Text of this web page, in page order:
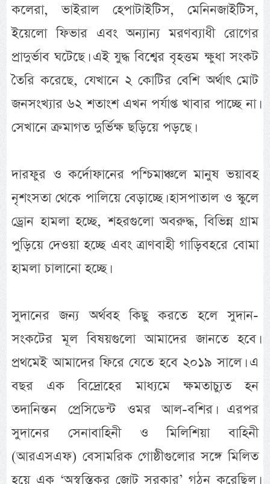
কলেরা, ভাইরাল হেপাটাইটিস, মেনিনজাইটিস,
ইয়েলো ফিভার এবং অন্যান্য মরণব্যাধী রোগের
প্রাদুর্ভাব ঘটেছে। এই যুদ্ধ বিশ্বের বৃহত্তম ক্ষুধা সংকট
তৈরি করেছে, যেখানে ২ কোটির বেশি অর্থাৎ মোট
জনসংখ্যার ৬২ শতাংশ এখন পর্যাপ্ত খাবার পাচ্ছে না।
সেখানে ক্রমাগত দুর্ভিক্ষ ছড়িয়ে পড়ছে।
দারফুর ও কর্দোফানের পশ্চিমাঞ্চলে মানুষ ভয়াবহ
নৃশংসতা থেকে পালিয়ে বেড়াচ্ছে। হাসপাতাল ও স্কুলে
ড্রোন হামলা হচ্ছে, শহরগুলো অবরুদ্ধ, বিভিন্ন গ্রাম
পুড়িয়ে দেওয়া হচ্ছে এবং ত্রাণবাহী গাড়িবহরে বোমা
হামলা চালানো হচ্ছে।
সুদানের জন্য অর্থবহ কিছু করতে হলে সুদান-
সংকটের মূল বিষয়গুলো আমাদের জানতে হবে।
প্রথমেই আমাদের ফিরে যেতে হবে ২০১৯ সালে। এ
বছর এক বিদ্রোহের মাধ্যমে ক্ষমতাচ্যুত হন
তদানিন্তন প্রেসিডেন্ট ওমর আল-বশির। এরপর
সুদানের সেনাবাহিনী ও মিলিশিয়া বাহিনী
(আরএসএফ) বেসামরিক গোষ্ঠীগুলোর সঙ্গে মিলিত
হয়ে এক ‘অস্বস্তিকর জোট সরকার’ গঠন করেছিল।